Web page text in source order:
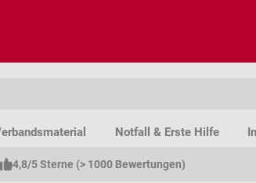
Notfall & Erste Hilfe
4,8/5 Sterne (> 1000 Bewertungen)